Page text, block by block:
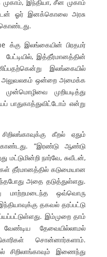
முகாம், இந்தியா, சீன முகாம்
ஓர் இனக்கொலை அரசு
கொண்டது.
க்கு இலங்கையின் பிரதமர்
இத்தீர்மானத்தின்
இலங்கையில்
அலுவலகம் ஒன்றை அமைக்க
முறியடித்து
என்று
கீறல் ஏதும்
கொண்டது. ”இரண்டு ஆண்டு
மட்டுமின்றி நார்வே, சுவீடன்,
தீர்மானத்தில் கடுமையான
அதை தடுத்துள்ளது.
மாற்றமடைந்த ஒவ்வொரு
தகவல் தரப்பட்டு
இம்முறை தாம்
தேவையில்லாமல்
சொன்னார்களாம்.
சிறிலாங்காவும் இணைந்து